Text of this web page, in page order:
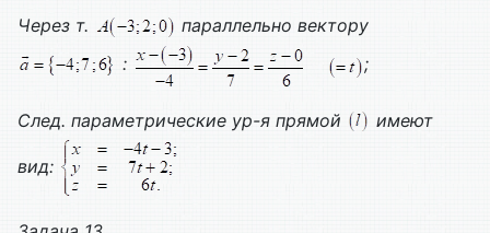
Через т.
параллельно вектору
:
;
След. параметрические ур-я прямой имеют
вид: